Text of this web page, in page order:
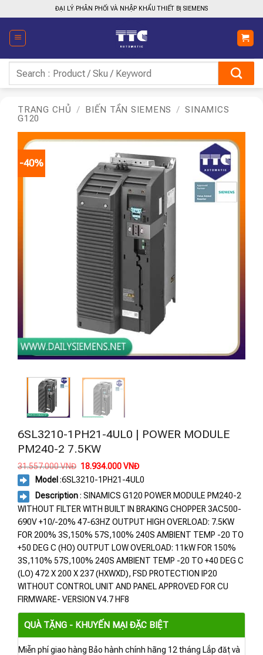
qua
nội
dung
ĐẠI LÝ PHÂN PHỐI VÀ NHẬP KHẨU THIẾT BỊ SIEMENS
kiếm:
TRANG CHỦ / BIẾN TẦN SIEMENS / SINAMICS
G120
-40%
6SL3210-1PH21-4UL0 | POWER MODULE
PM240-2 7.5KW
31.557.000VNĐ Giá
là:
31.557.000 VNĐ.
18.934.000VNĐGiá
tại
là:
18.934.000 VNĐ.
Model :6SL3210-1PH21-4UL0
Description: SINAMICS G120 POWER MODULE PM240-2
WITHOUT FILTER WITH BUILT IN BRAKING CHOPPER 3AC500-
690V +10/-20% 47-63HZ OUTPUT HIGH OVERLOAD: 7.5KW
FOR 200% 3S,150% 57S,100% 240S AMBIENT TEMP -20 TO
+50 DEG C (HO) OUTPUT LOW OVERLOAD: 11kW FOR 150%
3S,110% 57S,100% 240S AMBIENT TEMP -20 TO +40 DEG C
(LO) 472 X 200 X 237 (HXWXD), FSD PROTECTION IP20
WITHOUT CONTROL UNIT AND PANEL APPROVED FOR CU
FIRMWARE- VERSION V4.7 HF8
QUÀ TẶNG - KHUYẾN MẠI ĐẶC BIỆT
Miễn phí giao hàng Bảo hành chính hãng 12 tháng Lắp đặt và